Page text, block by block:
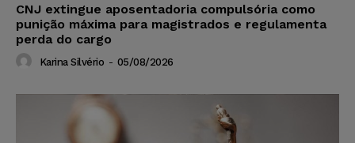
CNJ extingue aposentadoria compulsória como
punição máxima para magistrados e regulamenta
perda do cargo
Karina Silvério - 05/08/2026